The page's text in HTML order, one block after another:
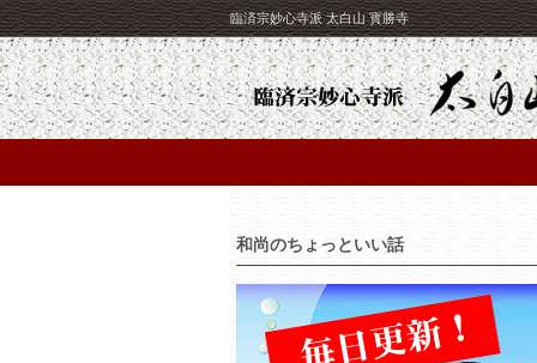
臨済宗妙心寺派 太白山 寳勝寺
和尚のちょっといい話